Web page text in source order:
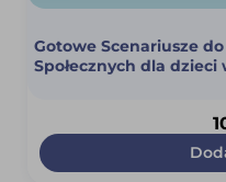
Gotowe Scenariusze
Społecznych dla dzieci